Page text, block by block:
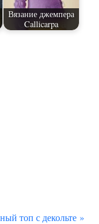
Вязание джемпера
Callicarpa
топ с декольте